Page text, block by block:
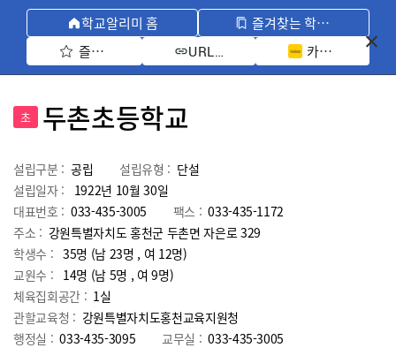
학교알리미 홈
즐겨찾는 학교 모아보기
즐겨찾기 선택
URL 복사 카카오톡 공유
초 두촌초등학교
설립구분 : 공립 설립유형 : 단설
설립일자 :
1922년 10월 30일
대표번호 : 033-435-3005 팩스 : 033-435-1172
주소 : 강원특별자치도 홍천군 두촌면 자은로 329
학생수 : 35명 (남 23명 , 여 12명)
교원수 : 14명 (남 5명 , 여9명)
체육집회공간 : 1실
관할교육청 : 강원특별자치도홍천교육지원청
행정실 : 033-435-3095 교무실 : 033-435-3005